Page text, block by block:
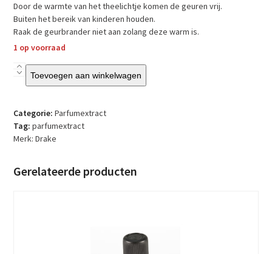
Door de warmte van het theelichtje komen de geuren vrij.
Buiten het bereik van kinderen houden.
Raak de geurbrander niet aan zolang deze warm is.
1 op voorraad
Drake
Jardin
du
Nil
Toevoegen aan winkelwagen
Categorie: Parfumextract
Tag: parfumextract
Merk:Drake
Gerelateerde producten